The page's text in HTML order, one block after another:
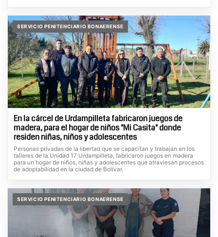
SERVICIO PENITENCIARIO BONAERENSE
En la cárcel de Urdampilleta fabricaron juegos de
madera, para el hogar de niños "Mi Casita" donde
residen niñas, niños y adolescentes
Personas privadas de la libertad que se capacitan y trabajan en los
talleres de la Unidad 17 Urdampilleta, fabricaron juegos en madera
para un hogar de niños, niñas y adolescentes que atraviesan procesos
de adoptabilidad en la ciudad de Bolívar.
SERVICIO PENITENCIARIO BONAERENSE